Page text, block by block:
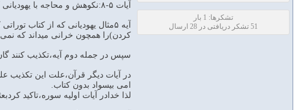
تشکرها: 1 بار
51 تشکر دریافتی در 28 ارسال
آیات ۵-۸:نکوهش و محاجه با یهودیانی که مخالف اسلامند
آیه ۵مثال یهودیانی که از کتاب
کردن)را همچون خرانی میداند که نمی
سپس در جمله دوم آیه،تکذیب کنند
در آیات دیگر قرآن،علت این تکذیب
امی بیسواد بدون کتاب.
لذا خدادر آیات اولیه سوره،تاکید